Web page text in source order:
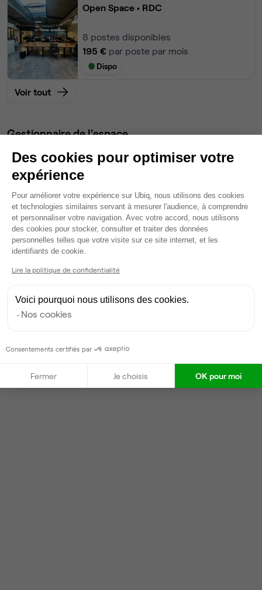
Open Space • RDC
8 postes disponibles
195 € par poste par mois
Dispo
Voir tout
Gestionnaire de l'espace
Nassim
Partenaire depuis 2022
Répond dans la journée
Taux de réponse : 90%
Locataires trouvés sur Ubiq : 17
Des cookies pour optimiser votre
expérience
Plateforme de Gestion du
Pour améliorer votre expérience sur Ubiq, nous utilisons des cookies
et technologies similaires servant à mesurer l'audience, à comprendre
et personnaliser votre navigation. Avec votre accord, nous utilisons
des cookies pour stocker, consulter et traiter des données
personnelles telles que votre visite sur ce site internet, et les
identifiants de cookie.
Lire la politique de confidentialité
Voici pourquoi nous utilisons des cookies.
Nos cookies
Consentements certifiés par
Fermer Je choisis OK pour moi